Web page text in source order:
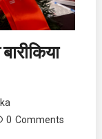
0 Comments